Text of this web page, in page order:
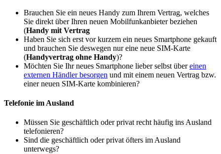
Brauchen Sie ein neues Handy zum Ihrem Vertrag, welches
Sie direkt über Ihren neuen Mobilfunkanbieter beziehen
(Handy mit Vertrag
Haben Sie sich erst vor kurzem ein neues Smartphone gekauft
und brauchen Sie deswegen nur eine neue SIM-Karte
(Handyvertrag ohne Handy)?
Möchten Sie Ihr neues Smartphone lieber selbst übereinen
externen Händler besorgen und mit einem neuen Vertrag bzw.
einer neuen SIM-Karte kombinieren?
Telefonie im Ausland
Müssen Sie geschäftlich oder privat recht häufig ins Ausland
telefonieren?
Sind die geschäftlich oder privat öfters im Ausland
unterwegs?